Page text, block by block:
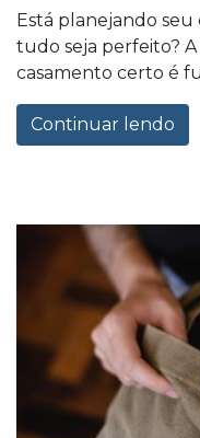
Está planejando
tudo seja perfeito?
casamento certo é
Continuar lendo